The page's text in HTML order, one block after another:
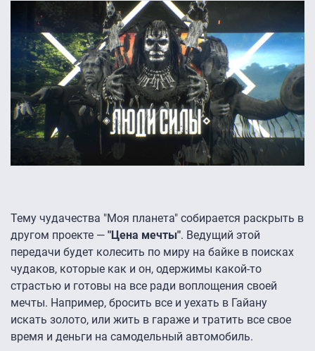
Тему чудачества "Моя планета" собирается раскрыть в
другом проекте — "Цена мечты". Ведущий этой
передачи будет колесить по миру на байке в поисках
чудаков, которые как и он, одержимы какой-то
страстью и готовы на все ради воплощения своей
мечты. Например, бросить все и уехать в Гайану
искать золото, или жить в гараже и тратить все свое
время и деньги на самодельный автомобиль.